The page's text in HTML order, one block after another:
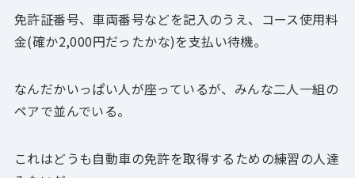
免許証番号、車両番号などを記入のうえ、コース使用料
金(確か2,000円だったかな)を支払い待機。
なんだかいっぱい人が座っているが、みんな二人一組の
ペアで並んでいる。
これはどうも自動車の免許を取得するための練習の人達